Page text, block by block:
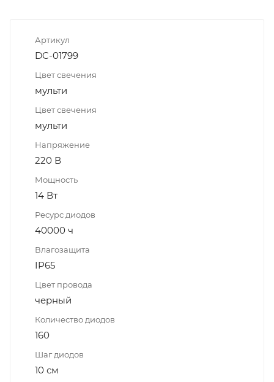
Артикул
DC-01799
Цвет свечения
мульти
Цвет свечения
мульти
Напряжение
220 В
Мощность
14 Вт
Ресурс диодов
40000 ч
Влагозащита
IP65
Цвет провода
черный
Количество диодов
160
Шаг диодов
10 см